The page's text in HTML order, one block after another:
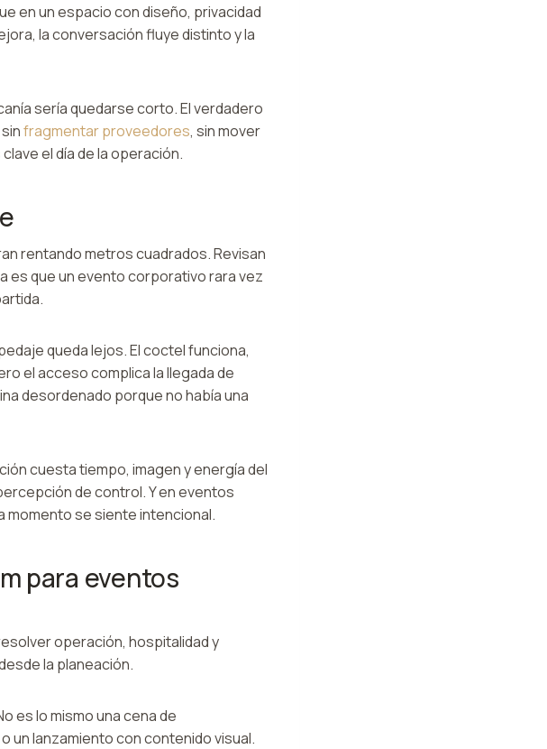
en un espacio con diseño, privacidad
la conversación fluye distinto y la
sería quedarse corto. El verdadero
fragmentar proveedores, sin mover
el día de la operación.
rentando metros cuadrados. Revisan
es que un evento corporativo rara vez
queda lejos. El coctel funciona,
el acceso complica la llegada de
desordenado porque no había una
cuesta tiempo, imagen y energía del
de control. Y en eventos
momento se siente intencional.
para eventos
operación, hospitalidad y
la planeación.
es lo mismo una cena de
un lanzamiento con contenido visual.